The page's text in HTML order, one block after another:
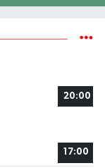
20:00
17:00